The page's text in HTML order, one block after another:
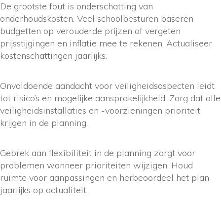
De grootste fout is onderschatting van
onderhoudskosten. Veel schoolbesturen baseren
budgetten op verouderde prijzen of vergeten
prijsstijgingen en inflatie mee te rekenen. Actualiseer
kostenschattingen jaarlijks.
Onvoldoende aandacht voor veiligheidsaspecten leidt
tot risico’s en mogelijke aansprakelijkheid. Zorg dat alle
veiligheidsinstallaties en -voorzieningen prioriteit
krijgen in de planning.
Gebrek aan flexibiliteit in de planning zorgt voor
problemen wanneer prioriteiten wijzigen. Houd
ruimte voor aanpassingen en herbeoordeel het plan
jaarlijks op actualiteit.